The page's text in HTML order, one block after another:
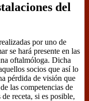
del
por uno de
se hará presente en las
oftalmóloga. Dicha
socios que así lo
pérdida de visión que
las competencias de
receta, si es posible,